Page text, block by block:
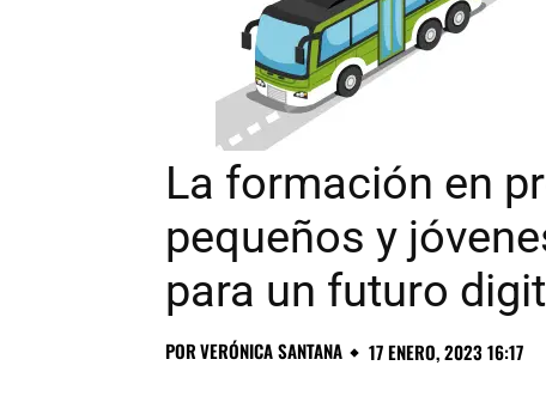
La formación en
pequeños y
para un futuro
PORVERÓNICA SANTANA 17 ENERO, 2023 16:17